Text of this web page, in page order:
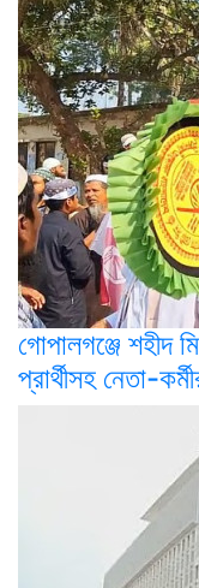
গোপালগঞ্জে শহীদ
প্রার্থীসহ নেতা-